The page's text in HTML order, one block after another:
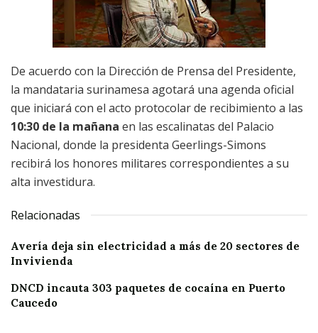
De acuerdo con la Dirección de Prensa del Presidente,
la mandataria surinamesa agotará una agenda oficial
que iniciará con el acto protocolar de recibimiento a las
10:30 de la mañana en las escalinatas del Palacio
Nacional, donde la presidenta Geerlings-Simons
recibirá los honores militares correspondientes a su
alta investidura.
Relacionadas
Avería deja sin electricidad a más de 20 sectores de
Invivienda
DNCD incauta 303 paquetes de cocaína en Puerto
Caucedo